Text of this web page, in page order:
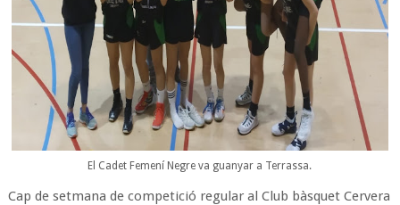
El Cadet Femení Negre va guanyar a Terrassa.
Cap de setmana de competició regular al Club bàsquet Cervera